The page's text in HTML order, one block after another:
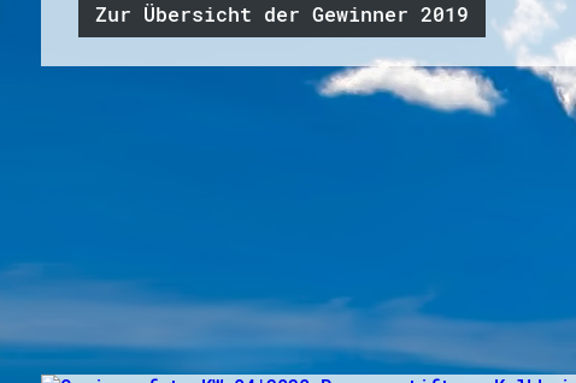
Zur Übersicht der Gewinner 2019